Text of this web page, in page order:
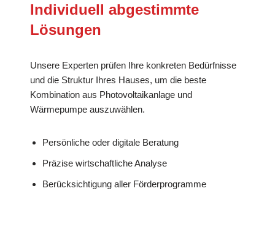
Individuell abgestimmte
Lösungen
Unsere Experten prüfen Ihre konkreten Bedürfnisse
und die Struktur Ihres Hauses, um die beste
Kombination aus Photovoltaikanlage und
Wärmepumpe auszuwählen.
Persönliche oder digitale Beratung
Präzise wirtschaftliche Analyse
Berücksichtigung aller Förderprogramme